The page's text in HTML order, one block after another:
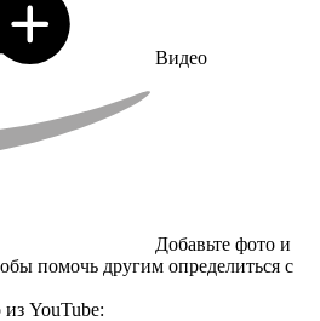
Видео
Добавьте фото и
помочь другим определиться с
YouTube: